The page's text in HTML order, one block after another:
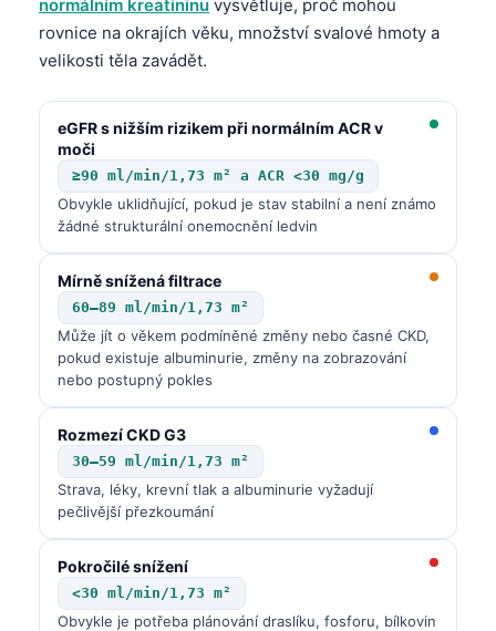
normálním kreatininu vysvětluje, proč mohou
rovnice na okrajích věku, množství svalové hmoty a
velikosti těla zavádět.
eGFR s nižším rizikem při normálním ACR v
moči
≥90 ml/min/1,73 m² a ACR <30 mg/g
Obvykle uklidňující, pokud je stav stabilní a není známo
žádné strukturální onemocnění ledvin
Mírně snížená filtrace
60–89 ml/min/1,73 m²
Může jít o věkem podmíněné změny nebo časné CKD,
pokud existuje albuminurie, změny na zobrazování
nebo postupný pokles
Rozmezí CKD G3
30–59 ml/min/1,73 m²
Strava, léky, krevní tlak a albuminurie vyžadují
pečlivější přezkoumání
Pokročilé snížení
<30 ml/min/1,73 m²
Obvykle je potřeba plánování draslíku, fosforu, bílkovin